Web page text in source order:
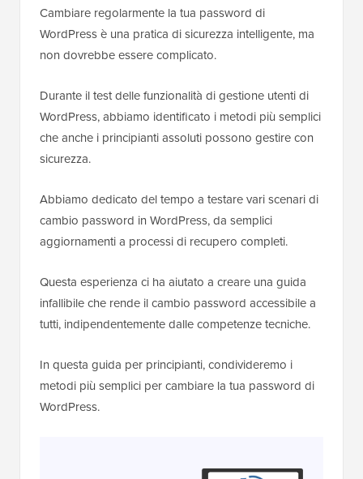
Cambiare regolarmente la tua password di
WordPress è una pratica di sicurezza intelligente, ma
non dovrebbe essere complicato.
Durante il test delle funzionalità di gestione utenti di
WordPress, abbiamo identificato i metodi più semplici
che anche i principianti assoluti possono gestire con
sicurezza.
Abbiamo dedicato del tempo a testare vari scenari di
cambio password in WordPress, da semplici
aggiornamenti a processi di recupero completi.
Questa esperienza ci ha aiutato a creare una guida
infallibile che rende il cambio password accessibile a
tutti, indipendentemente dalle competenze tecniche.
In questa guida per principianti, condivideremo i
metodi più semplici per cambiare la tua password di
WordPress.